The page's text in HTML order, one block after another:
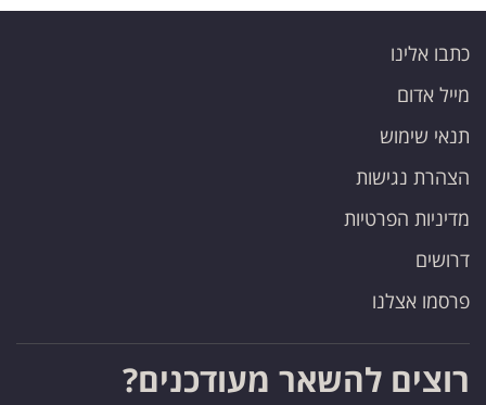
כתבו אלינו
מייל אדום
תנאי שימוש
הצהרת נגישות
מדיניות הפרטיות
דרושים
פרסמו אצלנו
רוצים להשאר מעודכנים?